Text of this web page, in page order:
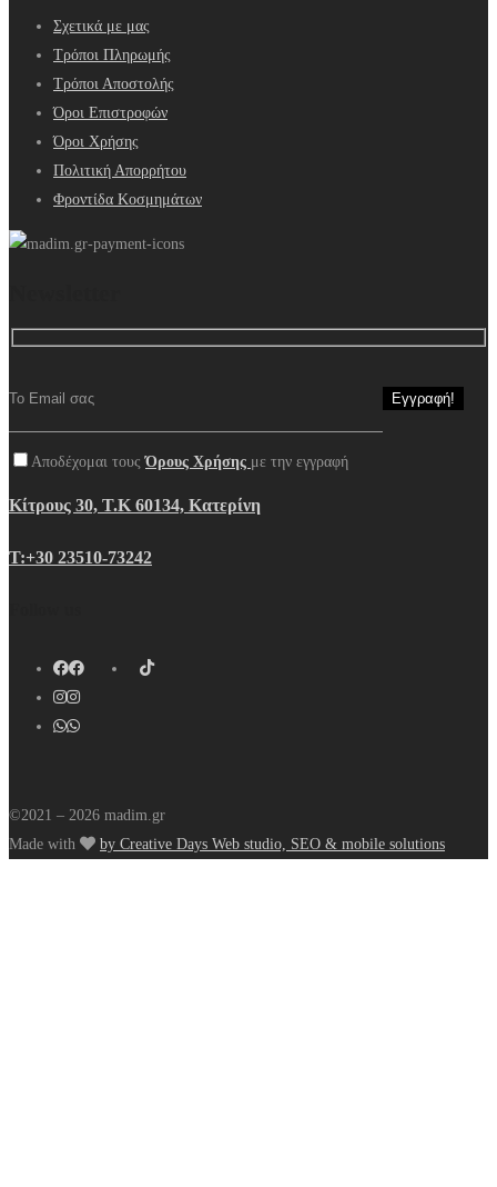
Σχετικά με μας
Τρόποι Πληρωμής
Τρόποι Αποστολής
Όροι Επιστροφών
Όροι Χρήσης
Πολιτική Απορρήτου
Φροντίδα Κοσμημάτων
Αποδέχομαι τουςΌρους Χρήσης με την εγγραφή
Κίτρους 30, Τ.Κ 60134, Κατερίνη
Τ:+30 23510-73242
©2021 – 2026 madim.gr
Made with
by Creative Days Web studio, SEO & mobile solutions